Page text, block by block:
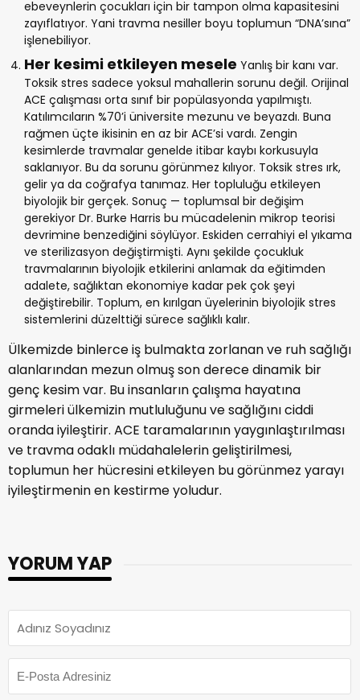
ebeveynlerin çocukları için bir tampon olma kapasitesini
zayıflatıyor. Yani travma nesiller boyu toplumun “DNA’sına”
işlenebiliyor.
Her kesimi etkileyen mesele Yanlış bir kanı var.
Toksik stres sadece yoksul mahallerin sorunu değil. Orijinal
ACE çalışması orta sınıf bir popülasyonda yapılmıştı.
Katılımcıların %70’i üniversite mezunu ve beyazdı. Buna
rağmen üçte ikisinin en az bir ACE’si vardı. Zengin
kesimlerde travmalar genelde itibar kaybı korkusuyla
saklanıyor. Bu da sorunu görünmez kılıyor. Toksik stres ırk,
gelir ya da coğrafya tanımaz. Her topluluğu etkileyen
biyolojik bir gerçek. Sonuç — toplumsal bir değişim
gerekiyor Dr. Burke Harris bu mücadelenin mikrop teorisi
devrimine benzediğini söylüyor. Eskiden cerrahiyi el yıkama
ve sterilizasyon değiştirmişti. Aynı şekilde çocukluk
travmalarının biyolojik etkilerini anlamak da eğitimden
adalete, sağlıktan ekonomiye kadar pek çok şeyi
değiştirebilir. Toplum, en kırılgan üyelerinin biyolojik stres
sistemlerini düzelttiği sürece sağlıklı kalır.
Ülkemizde binlerce iş bulmakta zorlanan ve ruh sağlığı
alanlarından mezun olmuş son derece dinamik bir
genç kesim var. Bu insanların çalışma hayatına
girmeleri ülkemizin mutluluğunu ve sağlığını ciddi
oranda iyileştirir. ACE taramalarının yaygınlaştırılması
ve travma odaklı müdahalelerin geliştirilmesi,
toplumun her hücresini etkileyen bu görünmez yarayı
iyileştirmenin en kestirme yoludur.
YORUM YAP